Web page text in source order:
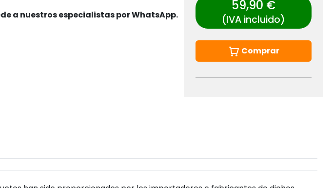
a nuestros especialistas por WhatsApp.
59,90 €
(IVA incluido)
Comprar